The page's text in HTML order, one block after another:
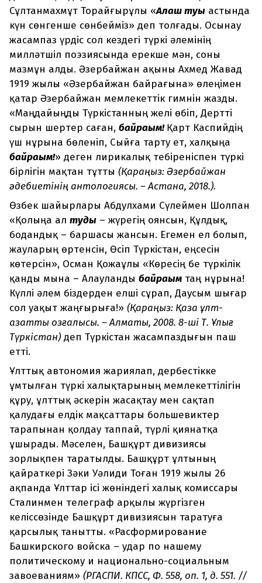
Сұлтанмахмұт Торайғырұлы «Алаш туы астында
күн сөнгенше сөнбейміз» деп толғады. Осынау
жасампаз үрдіс сол кездегі түркі әлемінің
милләтшіл поэзиясында ерекше мән, соны
мазмұн алды. Әзербайжан ақыны Ахмед Жавад
1919 жылы «Әзербайжан байрағына» өлеңімен
қатар Әзербайжан мемлекеттік гимнін жазды.
«Маңдайыңды Түркістанның желі өбіп, Дертті
сырын шертер саған, байрағым!Қарт Каспийдің
үш нұрына бөленіп, Сыйға тарту ет, халқыңа
байрағым!» деген лирикалық тебіреніспен түркі
бірлігін мақтан тұтты (Қараңыз: Әзербайжан
әдебиетінің антологиясы. – Астана, 2018.).
Өзбек шайырлары Абдулхами Сүлеймен Шолпан
«Қолыңа ал туды – жүрегің оянсын, Құлдық,
бодандық – баршасы жансын. Егемен ел болып,
жауларың өртенсін, Өсіп Түркістан, еңсесін
көтерсін», Осман Қожаұлы «Көресің бе түркілік
қанды мына – Алауланды байрағым таң нұрына!
Күллі әлем біздерден елші сұрап, Даусым шығар
сол уақыт жаңғырыға!» (Қараңыз: Қазақ ұлт-
азаттық қозғалысы. – Алматы, 2008. 8-ші Т. Ұлығ
Түркістан) деп Түркістан жасампаздығын паш
етті.
Ұлттық автономия жариялап, дербестікке
ұмтылған түркі халықтарының мемлекеттілігін
құру, ұлттық әскерін жасақтау мен сақтап
қалудағы елдік мақсаттары большевиктер
тарапынан қолдау таппай, түрлі қиянатқа
ұшырады. Мәселен, Башқұрт дивизиясы
зорлықпен таратылды. Башқұрт ұлтының
қайраткері Зәки Уәлиди Тоған 1919 жылы 26
ақпанда Ұлттар ісі жөніндегі халық комиссары
Сталинмен телеграф арқылы жүргізген
келіссөзінде Башқұрт дивизиясын таратуға
қарсылық танытты. «Расформирование
Башкирского войска – удар по нашему
политическому и национально-социальным
завоеваниям» (РГАСПИ. КПСС, Ф. 558, оп. 1, д. 551. //